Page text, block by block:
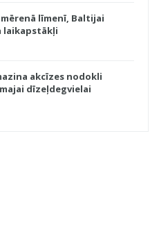
līmenī, Baltijai
laikapstākļi
akcīzes nodokli
dīzeļdegvielai